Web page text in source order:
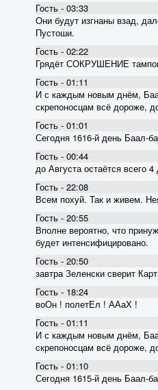
Гость - 03:33
Они будут изгнаны взад,
Пустоши.
Гость - 02:22
Грядёт СОКРУШЕНИЕ
Гость - 01:11
И с каждым новым днём,
скрепоносцам всё дороже,
Гость - 01:01
Сегодня 1616-й день Баал-
Гость - 00:44
до Августа остаётся всего
Гость - 22:08
Всем похуй. Так и живем.
Гость - 20:55
Вполне вероятно, что
будет интенсифицировано.
Гость - 20:50
завтра Зеленски сверит
Гость - 18:24
воОн ! полетЕл ! ААаХ !
Гость - 01:11
И с каждым новым днём,
скрепоносцам всё дороже,
Гость - 01:10
Сегодня 1615-й день Баал-